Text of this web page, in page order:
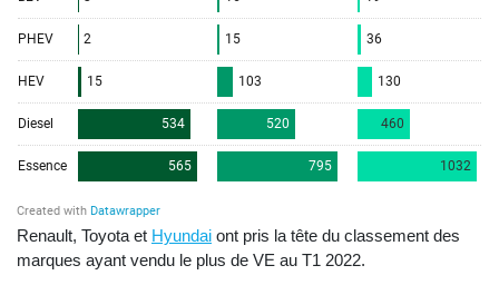
Renault, Toyota et Hyundai ont pris la tête du classement des
marques ayant vendu le plus de VE au T1 2022.